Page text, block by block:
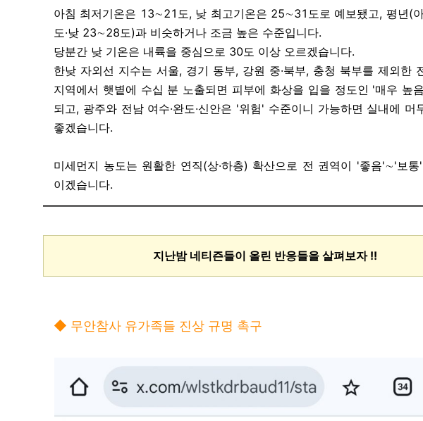
아침 최저기온은 13∼21도, 낮 최고기온은 25∼31도로 예보됐고, 평년(
도·낮 23∼28도)과 비슷하거나 조금 높은 수준입니다.
당분간 낮 기온은 내륙을 중심으로 30도 이상 오르겠습니다.
한낮 자외선 지수는 서울, 경기 동부, 강원 중·북부, 충청 북부를 제외한
지역에서 햇볕에 수십 분 노출되면 피부에 화상을 입을 정도인 '매우 높
되고, 광주와 전남 여수·완도·신안은 '위험' 수준이니 가능하면 실내에 머
좋겠습니다.
미세먼지 농도는 원활한 연직(상·하층) 확산으로 전 권역이 '좋음'∼'보
이겠습니다.
지난밤 네티즌들이 올린 반응들을 살펴보자 !!
◆ 무안참사 유가족들 진상 규명 촉구